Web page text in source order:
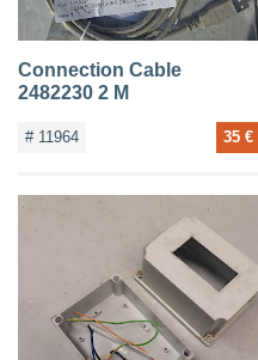
Connection Cable
2482230 2 M
# 11964 35 €